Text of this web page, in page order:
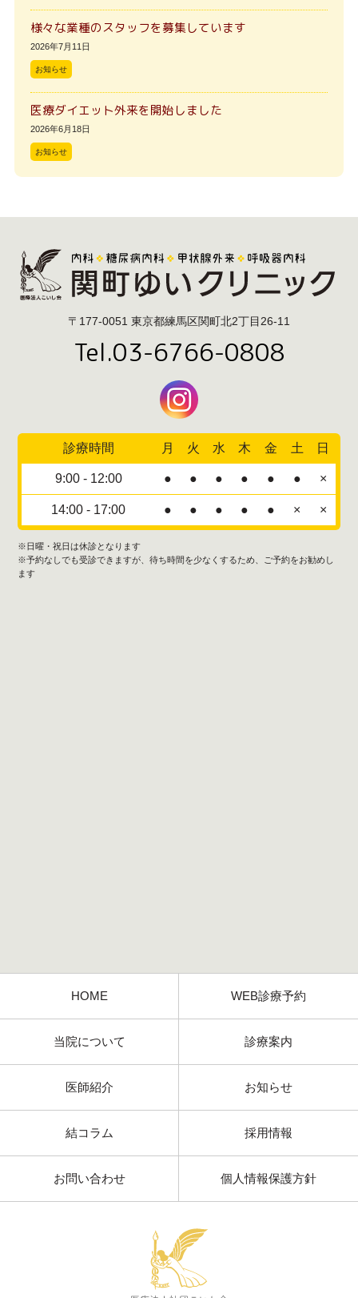
様々な業種のスタッフを募集しています
2026年7月11日
お知らせ
医療ダイエット外来を開始しました
2026年6月18日
お知らせ
〒177-0051 東京都練馬区関町北2丁目26-11
Tel.03-6766-0808
診療時間 月 火 水 木 金 土 日
9:00 - 12:00 ● ● ● ● ● ● ×
14:00 - 17:00 ● ● ● ● ● × ×
※日曜・祝日は休診となります
※予約なしでも受診できますが、待ち時間を少なくするため、ご予約をお勧めし
ます
HOME WEB診療予約
当院について 診療案内
医師紹介 お知らせ
結コラム 採用情報
お問い合わせ 個人情報保護方針